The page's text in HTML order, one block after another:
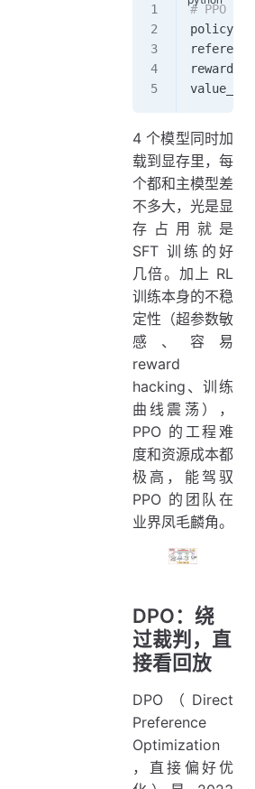
# PPO 训
4 个模型同时加
载到显存里，每
个都和主模型差
不多大，光是显
存占用就是
SFT 训练的好
几倍。加上 RL
训练本身的不稳
定性（超参数敏
感、容易
reward
hacking、训练
曲线震荡），
PPO 的工程难
度和资源成本都
极高，能驾驭
PPO 的团队在
业界凤毛麟角。
DPO：绕
过裁判，直
接看回放
DPO（Direct
Preference
Optimization
，直接偏好优